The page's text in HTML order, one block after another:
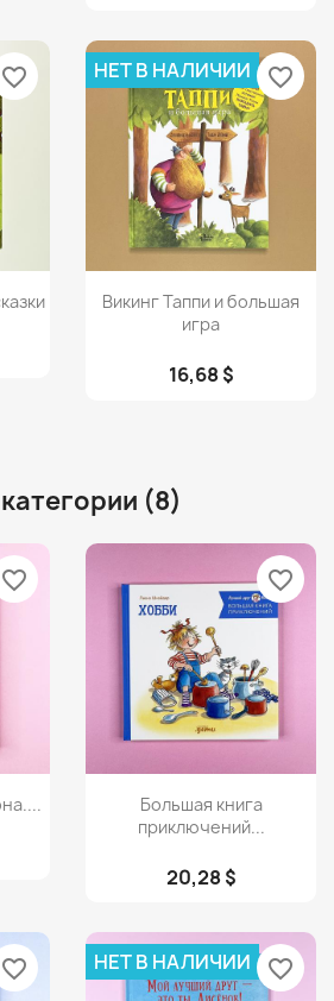
favorite_border
Просмотр
Викинг Таппи и большая
игра
16,68 $
НЕТ В НАЛИЧИИ favorite_border
(8)
favorite_border
Просмотр
Большая книга
приключений...
20,28 $
favorite_border
favorite_border НЕТ В НАЛИЧИИ favorite_border